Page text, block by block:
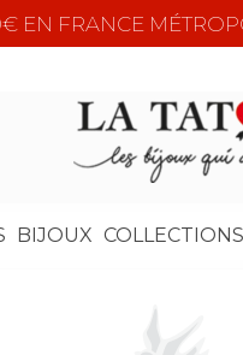
FRANCE
BIJOUX COLLECTIONS